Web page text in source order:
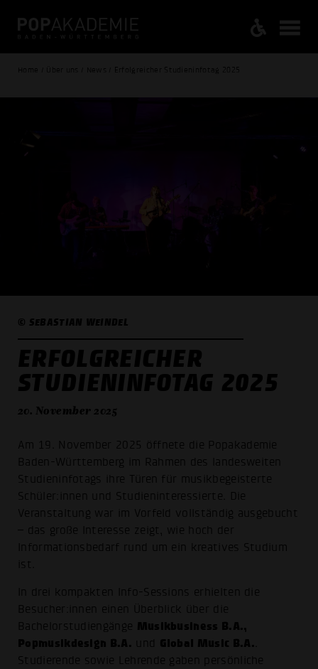
Home / Über uns / News / Erfolgreicher Studieninfotag 2025
© SEBASTIAN WEINDEL
ERFOLGREICHER
STUDIENINFOTAG 2025
20. November 2025
Am 19. November 2025 öffnete die Popakademie
Baden-Württemberg im Rahmen des landesweiten
Studieninfotags ihre Türen für musikbegeisterte
Schüler:innen und Studieninteressierte. Die
Veranstaltung war im Vorfeld vollständig ausgebucht
– das große Interesse zeigt, wie hoch der
Informationsbedarf rund um ein kreatives Studium
ist.
In drei kompakten Info-Sessions erhielten die
Besucher:innen einen Überblick über die
Bachelorstudiengänge Musikbusiness B.A.,
Popmusikdesign B.A. und Global Music B.A.
Studierende sowie Lehrende gaben persönliche